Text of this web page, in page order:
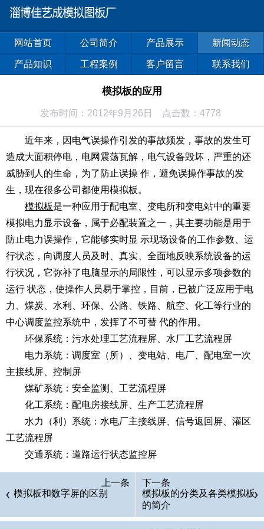
网站首页 公司简介 产品展示 新闻动态
产品知识 工程案例 客户留言 联系我们
模拟板的应用
发布时间：2012年9月26日 点击数：4778
近年来，因电气误操作引发的事故频发，事故的发生可
造成大面积停电，电网震荡瓦解，电气设备毁坏，严重的还
威胁到人的生命，为了防止误操 作，避免误操作事故的发
生，现在很多公司都使用模拟板。
模拟板是一种应用于配电室、变电所和变电站中的重要
模拟电力显示设备，属于必配装置之一，其主要功能是用于
防止电力误操作，它能够实时显 示现场设备的工作参数、运
行状态，向调度人员及时、真实、全面地反映系统设备的运
行状况，它弥补了电脑显示的局限性，可以显示多项参数的
运行 状态，使操作人员易于掌控，目前，已被广泛应用于电
力、煤炭、水利、环保、公路、铁路、航空、化工等行业的
中心调度监控系统中，发挥了不可替 代的作用。
环保系统：污水处理工艺流程屏、水厂工艺流程屏
电力系统：调度室（所）、变电站、电厂、配电室一次
主接线屏、控制屏
煤矿系统：安全监测、工艺流程屏
化工系统：配电房接线屏、生产工艺流程屏
水力（利）系统：水电厂主接线屏、信号返回屏、灌区
工艺流程屏
交通系统：道路运行状态监控屏
上一条
模拟板和数字屏的区别
下一条
模拟板的分类及各类模拟板
的简介